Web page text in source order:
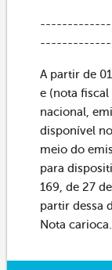
A partir de
e (nota
nacional,
disponível
meio do
para
169, de 27
partir dessa
Nota carioca.